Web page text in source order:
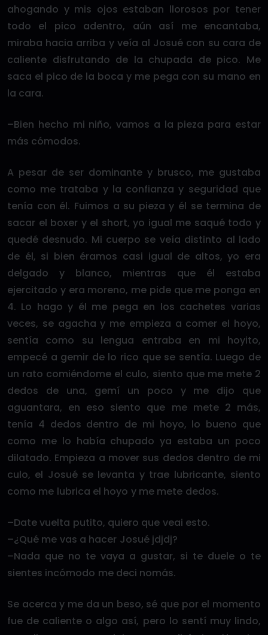
ahogando y mis ojos estaban llorosos por tener
todo el pico adentro, aún así me encantaba,
miraba hacia arriba y veía al Josué con su cara de
caliente disfrutando de la chupada de pico. Me
saca el pico de la boca y me pega con su mano en
la cara.
–Bien hecho mi niño, vamos a la pieza para estar
más cómodos.
A pesar de ser dominante y brusco, me gustaba
como me trataba y la confianza y seguridad que
tenía con él. Fuimos a su pieza y él se termina de
sacar el boxer y el short, yo igual me saqué todo y
quedé desnudo. Mi cuerpo se veía distinto al lado
de él, si bien éramos casi igual de altos, yo era
delgado y blanco, mientras que él estaba
ejercitado y era moreno, me pide que me ponga en
4. Lo hago y él me pega en los cachetes varias
veces, se agacha y me empieza a comer el hoyo,
sentía como su lengua entraba en mi hoyito,
empecé a gemir de lo rico que se sentía. Luego de
un rato comiéndome el culo, siento que me mete 2
dedos de una, gemí un poco y me dijo que
aguantara, en eso siento que me mete 2 más,
tenía 4 dedos dentro de mi hoyo, lo bueno que
como me lo había chupado ya estaba un poco
dilatado. Empieza a mover sus dedos dentro de mi
culo, el Josué se levanta y trae lubricante, siento
como me lubrica el hoyo y me mete dedos.
–Date vuelta putito, quiero que veai esto.
–¿Qué me vas a hacer Josué jdjdj?
–Nada que no te vaya a gustar, si te duele o te
sientes incómodo me deci nomás.
Se acerca y me da un beso, sé que por el momento
fue de caliente o algo así, pero lo sentí muy lindo,